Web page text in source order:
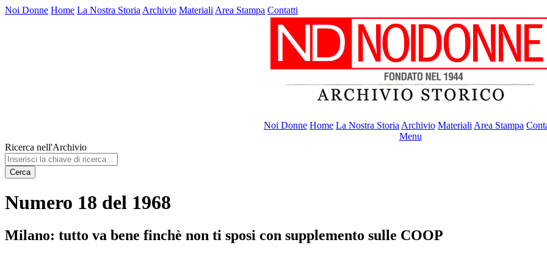
Noi Donne Home La Nostra Storia Archivio Materiali Area Stampa Contatti
Noi Donne Home La Nostra Storia Archivio Materiali Area Stampa
Menu
Ricerca nell'Archivio
Cerca
Numero 18 del 1968
Milano: tutto va bene finchè non ti sposi con supplemento sulle COOP